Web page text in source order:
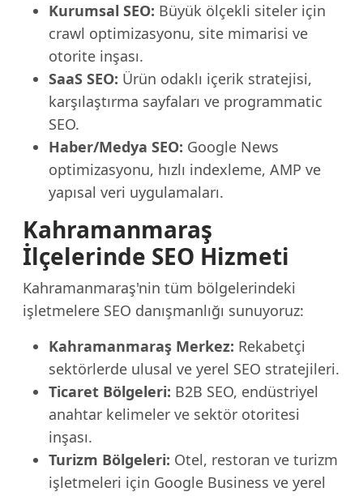
Kurumsal SEO: Büyük ölçekli siteler için
crawl optimizasyonu, site mimarisi ve
otorite inşası.
SaaS SEO: Ürün odaklı içerik stratejisi,
karşılaştırma sayfaları ve programmatic
SEO.
Haber/Medya SEO: Google News
optimizasyonu, hızlı indexleme, AMP ve
yapısal veri uygulamaları.
Kahramanmaraş
İlçelerinde SEO Hizmeti
Kahramanmaraş'nin tüm bölgelerindeki
işletmelere SEO danışmanlığı sunuyoruz:
Kahramanmaraş Merkez: Rekabetçi
sektörlerde ulusal ve yerel SEO stratejileri.
Ticaret Bölgeleri: B2B SEO, endüstriyel
anahtar kelimeler ve sektör otoritesi
inşası.
Turizm Bölgeleri: Otel, restoran ve turizm
işletmeleri için Google Business ve yerel